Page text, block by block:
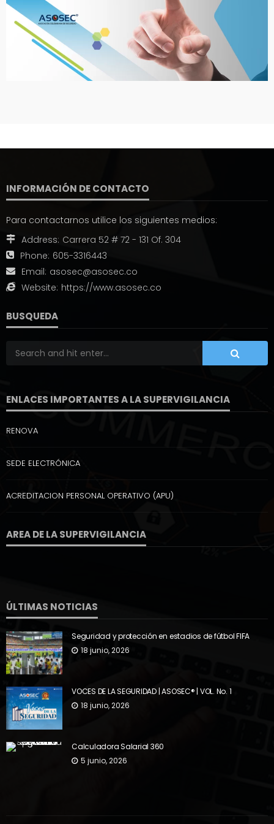
INFORMACIÓN DE CONTACTO
Para contactarnos utilice los siguientes medios:
Address: Carrera 52 # 72 - 131 Of. 304
Phone: 605-3316443
Email: asosec@asosec.co
Website: https://www.asosec.co
BUSQUEDA
ENLACES IMPORTANTES A LA SUPERVIGILANCIA
RENOVA
SEDE ELECTRÓNICA
ACREDITACION PERSONAL OPERATIVO (APU)
AREA DE LA SUPERVIGILANCIA
ÚLTIMAS NOTICIAS
Seguridad y protección en estadios de fútbol FIFA
18 junio, 2026
VOCES DE LA SEGURIDAD | ASOSEC® | VOL. No. 1
18 junio, 2026
Calculadora Salarial 360
5 junio, 2026